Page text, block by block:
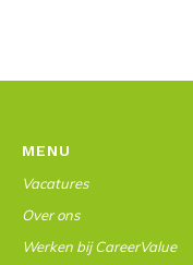
MENU
Vacatures
Over ons
Werken bij CareerValue